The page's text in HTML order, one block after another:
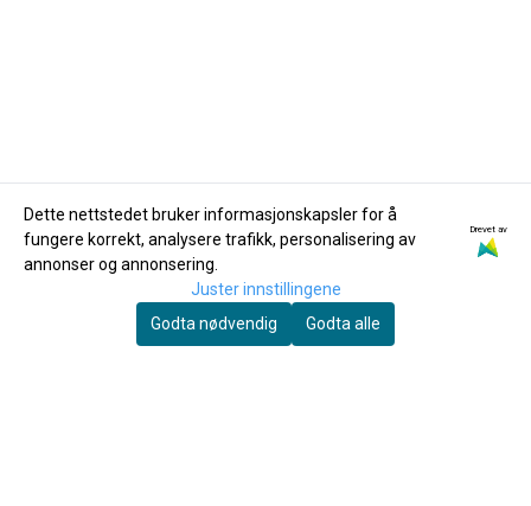
Vandoren
Vandoren V12 fliser til
bassklarinett 3
Traditional fliser til
bassklarinett 1 (CR121)
325,-
Dette nettstedet bruker informasjonskapsler for å
fungere korrekt, analysere trafikk, personalisering av
annonser og annonsering.
Drevet av
Juster innstillingene
Godta nødvendig
Godta alle